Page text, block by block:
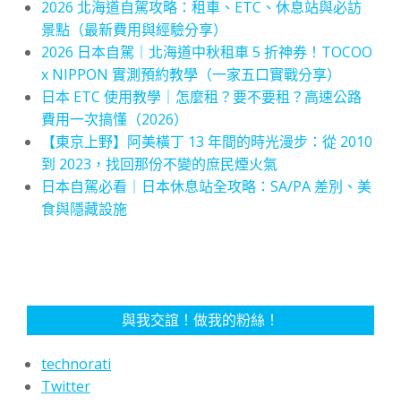
2026 北海道自駕攻略：租車、ETC、休息站與必訪
景點（最新費用與經驗分享）
2026 日本自駕｜北海道中秋租車 5 折神券！TOCOO
x NIPPON 實測預約教學（一家五口實戰分享）
日本 ETC 使用教學｜怎麼租？要不要租？高速公路
費用一次搞懂（2026）
【東京上野】阿美橫丁 13 年間的時光漫步：從 2010
到 2023，找回那份不變的庶民煙火氣
日本自駕必看｜日本休息站全攻略：SA/PA 差別、美
食與隱藏設施
與我交誼！做我的粉絲！
technorati
Twitter